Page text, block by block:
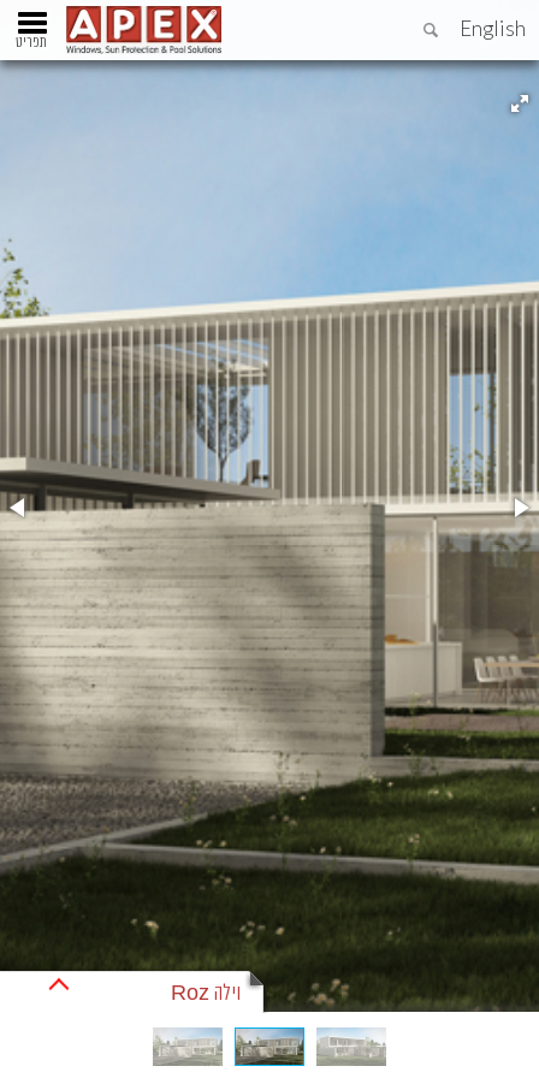
English
תפריט
וילה Roz